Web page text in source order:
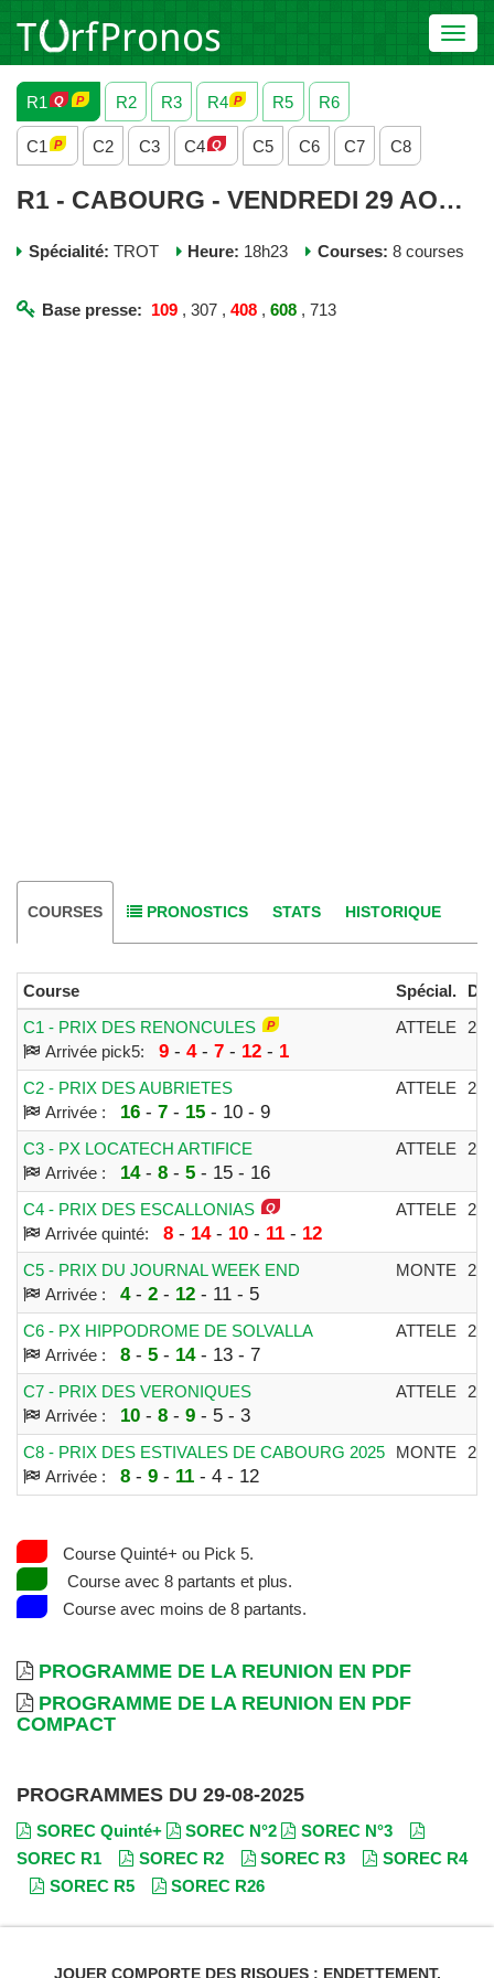
R1
R2 R3 R4 R5 R6
C1 C2 C3 C4 C5 C6 C7 C8
R1 - CABOURG - VENDREDI 29 AOUT 2025
Spécialité: TROT Heure: 18h23 Courses: 8 courses
Base presse: 109 , 307 ,408 ,608 , 713
COURSES PRONOSTICS STATS HISTORIQUE
Course Spécial.
C1 - PRIX DES RENONCULES
Arrivée pick5:
9- 4- 7- 12- 1
ATTELE
C2 - PRIX DES AUBRIETES
Arrivée :
16- 7- 15- 10 - 9
ATTELE
C3 - PX LOCATECH ARTIFICE
Arrivée :
14- 8- 5- 15 - 16
ATTELE
C4 - PRIX DES ESCALLONIAS
Arrivée quinté:
8- 14- 10- 11 - 12
ATTELE
C5 - PRIX DU JOURNAL WEEK END
Arrivée :
4- 2- 12- 11 - 5
MONTE
C6 - PX HIPPODROME DE SOLVALLA
Arrivée :
8- 5- 14- 13 - 7
ATTELE
C7 - PRIX DES VERONIQUES
Arrivée :
10- 8- 9- 5 - 3
ATTELE
C8 - PRIX DES ESTIVALES DE CABOURG 2025
Arrivée :
8- 9- 11 - 4 - 12
MONTE
Course Quinté+ ou Pick 5.
Course avec 8 partants et plus.
Course avec moins de 8 partants.
PROGRAMME DE LA REUNION EN PDF
PROGRAMME DE LA REUNION EN PDF
COMPACT
PROGRAMMES DU 29-08-2025
SOREC Quinté+ SOREC N°2
SOREC N°3
SOREC R1
SOREC R2 SOREC R3
SOREC R4
SOREC R5
SOREC R26
JOUER COMPORTE DES RISQUES : ENDETTEMENT,